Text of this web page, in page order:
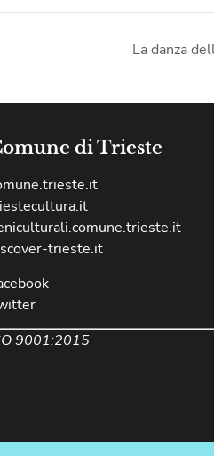
La danza
di Trieste
trieste.it
9001:2015